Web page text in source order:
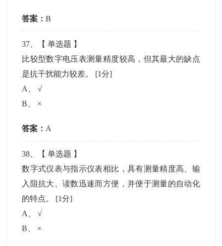
答案：B
37 、【单选题 】
比较型数字电压表测量精度较高，但其最大的缺点
是抗干扰能力较差。 [1分]
A
、√
B
×
答案： A
38 、【单选题 】
数字式仪表与指示仪表相比，具有测量精度高、输
入阻抗大、读数迅速而方便，并便于测量的自动化
的特点。 [1分]
A
、√
B
×